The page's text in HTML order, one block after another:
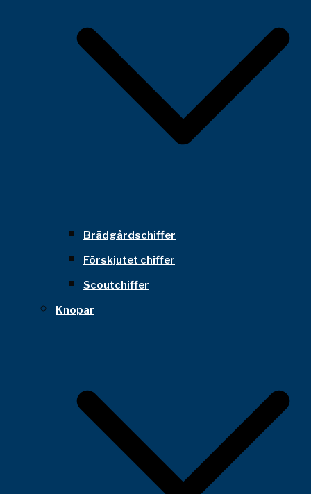
Brädgårdschiffer
Förskjutet chiffer
Scoutchiffer
Knopar